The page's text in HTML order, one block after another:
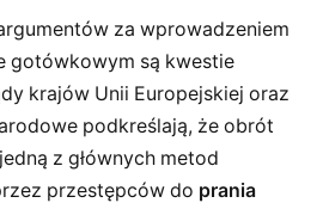
za wprowadzeniem
gotówkowym są kwestie
krajów Unii Europejskiej oraz
podkreślają, że obrót
z głównych metod
przestępców do prania